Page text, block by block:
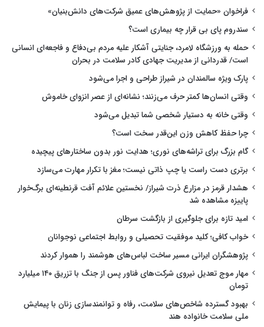
فراخوان «حمایت از پژوهش‌های عمیق شرکت‌های دانش‌بنیان»
سندروم پای بی قرار چه بیماری است؟
حمله به ورزشگاه لامرد، جنایتی آشکار علیه مردم بی‌دفاع و فاجعه‌ای انسانی
است/ قدردانی از مدیریت جهادی کادر سلامت در بحران
پارک ویژه سالمندان در شیراز طراحی و اجرا می‌شود
وقتی انسان‌ها کمتر حرف می‌زنند؛ نشانه‌ای از عصر انزوای خاموش
وقتی خانه به دستیار شخصی شما تبدیل می‌شود
چرا حفظ کاهش وزن این‌قدر سخت است؟
گام بزرگ برای تراشه‌های نوری؛ هدایت نور بدون ساختارهای پیچیده
برتری دست راست یا چپ ذاتی نیست؛ مغز با تکرار مهارت می‌سازد
هشدار قرمز در مزارع ذرت شیراز/ نخستین علائم آفت قرنطینه‌ای برگ‌خوار
پاییزه مشاهده شد
امید تازه برای جلوگیری از بازگشت سرطان
خواب کافی؛ کلید موفقیت تحصیلی و روابط اجتماعی نوجوانان
پژوهشگران ایرانی مسیر ساخت لباس‌های هوشمند را هموار کردند
مهار موج تعدیل نیروی شرکت‌های فناور پس از جنگ با تزریق ۱۴۰ میلیارد
تومان
بهبود گسترده شاخص‌های سلامت، رفاه و توانمندسازی زنان با پیمایش
ملی سلامت خانواده هند